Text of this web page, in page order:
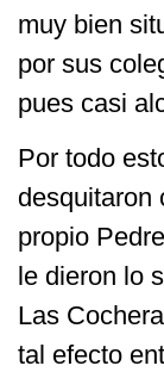
muy bien
por sus
pues casi
Por todo
desquitaron
propio
le dieron lo
Las
tal efecto